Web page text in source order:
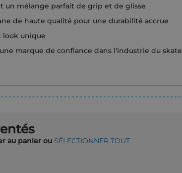
un mélange parfait de grip et de glisse
de haute qualité pour une durabilité accrue
look unique
une marque de confiance dans l'industrie du skate
au panier ou SÉLECTIONNER TOUT